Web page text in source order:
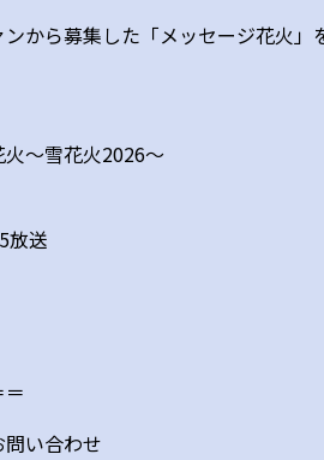
から募集した「メッセージ花火
～雪花火2026～
放送
い合わせ